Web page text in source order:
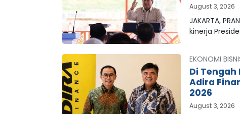
August 3, 2026
JAKARTA,
kinerja
EKONOMI
Di
Adira
2026
August 3, 2026